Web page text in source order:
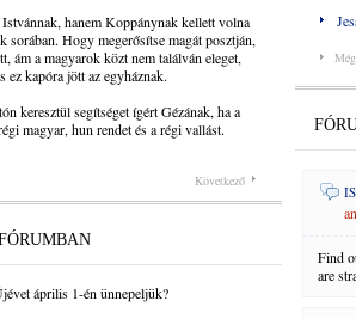
hanem Koppánynak kellett volna
sorában. Hogy megerősítse magát posztján,
ám a magyarok közt nem találván eleget,
ez kapóra jött az egyháznak.
keresztül segítséget ígért Gézának, ha a
magyar, hun rendet és a régi vallást.
Következő
április 1-én ünnepeljük?
Find
are